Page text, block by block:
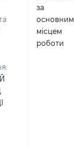
за
основним
місцем
роботи